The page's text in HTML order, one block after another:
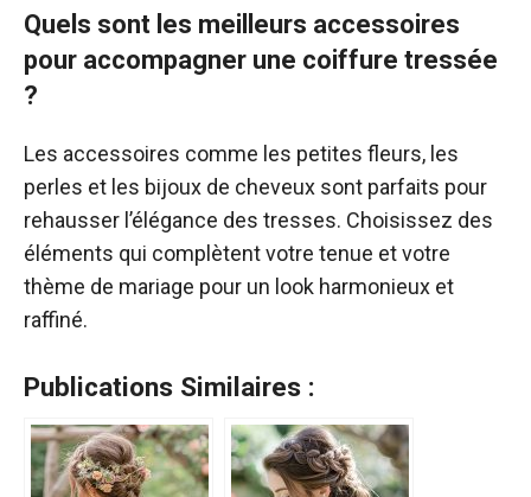
Quels sont les meilleurs accessoires
pour accompagner une coiffure tressée
?
Les accessoires comme les petites fleurs, les
perles et les bijoux de cheveux sont parfaits pour
rehausser l’élégance des tresses. Choisissez des
éléments qui complètent votre tenue et votre
thème de mariage pour un look harmonieux et
raffiné.
Publications Similaires :